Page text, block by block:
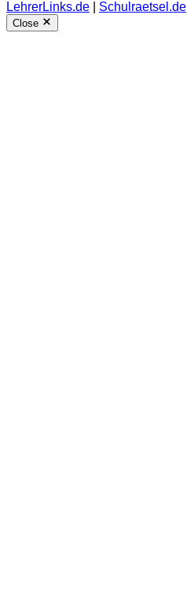
LehrerLinks.de
Schulraetsel.de
Close